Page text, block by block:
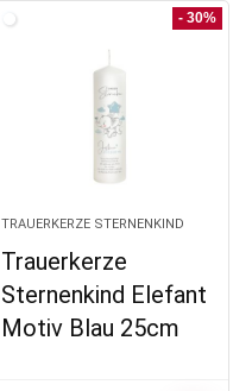
46,77 €
- 30%
TRAUERKERZE STERNENKIND
Trauerkerze
Sternenkind Elefant
Motiv Blau 25cm